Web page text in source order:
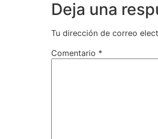
Deja una
Tu dirección de correo
Comentario *